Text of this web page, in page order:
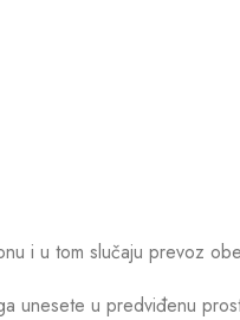
i u tom slučaju prevoz
unesete u predviđenu